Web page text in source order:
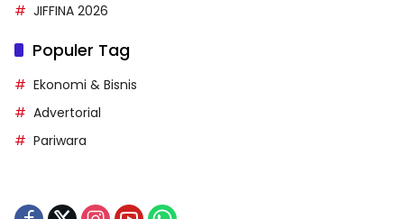
JIFFINA 2026
Populer Tag
Ekonomi & Bisnis
Advertorial
Pariwara